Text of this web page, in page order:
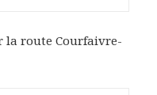
la route Courfaivre-